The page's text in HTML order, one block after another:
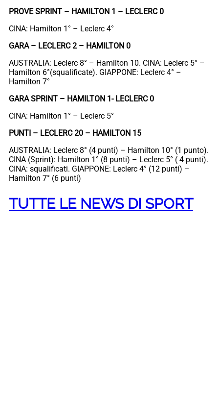
PROVE SPRINT – HAMILTON 1 – LECLERC 0
CINA: Hamilton 1° – Leclerc 4°
GARA – LECLERC 2 – HAMILTON 0
AUSTRALIA: Leclerc 8° – Hamilton 10. CINA: Leclerc 5° –
Hamilton 6°(squalificate). GIAPPONE: Leclerc 4° –
Hamilton 7°
GARA SPRINT – HAMILTON 1- LECLERC 0
CINA: Hamilton 1° – Leclerc 5°
PUNTI – LECLERC 20 – HAMILTON 15
AUSTRALIA: Leclerc 8° (4 punti) – Hamilton 10° (1 punto).
CINA (Sprint): Hamilton 1° (8 punti) – Leclerc 5° ( 4 punti).
CINA: squalificati. GIAPPONE: Leclerc 4° (12 punti) –
Hamilton 7° (6 punti)
TUTTE LE NEWS DI SPORT